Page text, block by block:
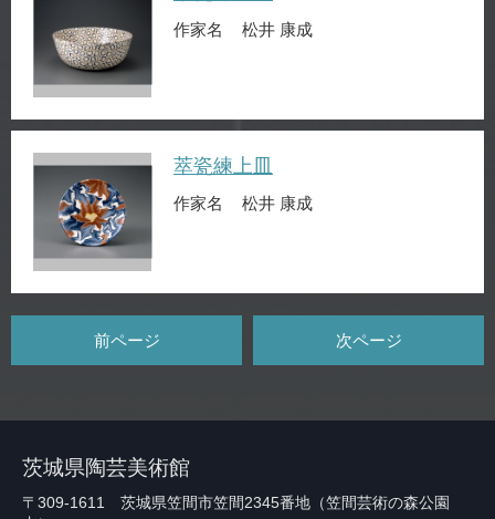
作家名 松井 康成
萃瓷練上皿
作家名 松井 康成
前ページ 次ページ
茨城県陶芸美術館
〒309-1611 茨城県笠間市笠間2345番地（笠間芸術の森公園